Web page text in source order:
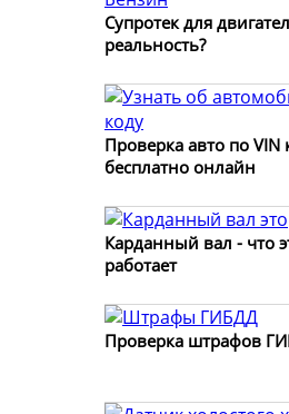
Супротек для
реальность?
Проверка авто по VIN
бесплатно онлайн
Карданный вал - что
работает
Проверка штрафов